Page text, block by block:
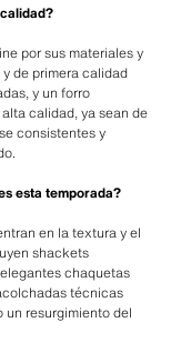
por sus materiales y
de primera calidad
y un forro
calidad, ya sean de
consistentes y
esta temporada?
en la textura y el
shackets
chaquetas
técnicas
un resurgimiento del